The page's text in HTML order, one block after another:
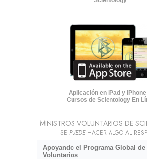
Aplicación en iPad y iPhone
Cursos de Scientology En
MINISTROS VOLUNTARIOS DE
SE PUEDEHACER ALGO AL
Apoyando el Programa Global
Voluntarios